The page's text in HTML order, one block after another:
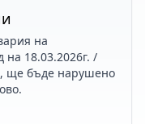
на
на 18.03.2026г. /
ще бъде нарушено